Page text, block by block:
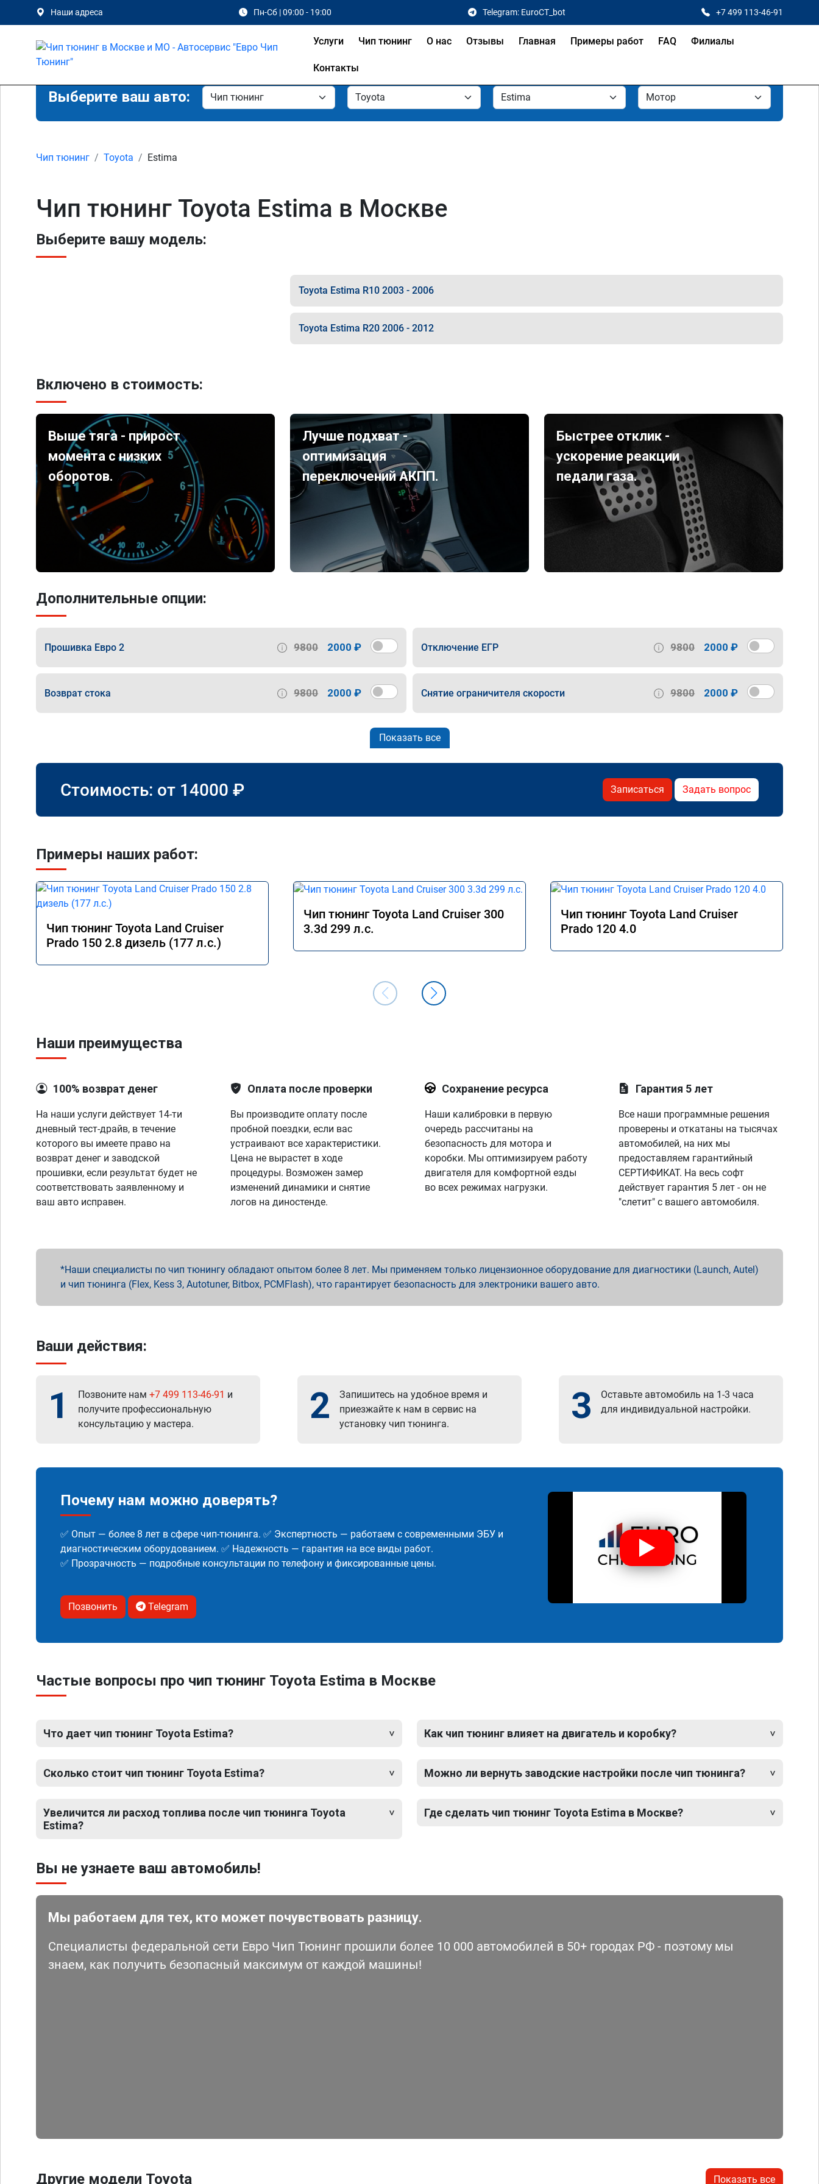
Наши адреса Пн-Сб | 09:00 - 19:00 Telegram: EuroCT_bot +7 499 113-46-91
Услуги Чип тюнинг О нас Отзывы Главная Примеры работ FAQ Филиалы
Контакты
Выберите ваш авто:
Чип тюнинг Toyota Estima
Чип тюнинг Toyota Estima в Москве
Выберите вашу модель:
Toyota Estima R10 2003 - 2006
Toyota Estima R20 2006 - 2012
Включено в стоимость:
Выше тяга - прирост
момента с низких
оборотов.
Лучше подхват -
оптимизация
переключений АКПП.
Быстрее отклик -
ускорение реакции
педали газа.
Дополнительные опции:
Прошивка Евро 2 9800 2000 ₽ Отключение ЕГР 9800 2000 ₽
Возврат стока 9800 2000 ₽ Снятие ограничителя скорости 9800 2000 ₽
Показать все
Стоимость: от 14000 ₽ Записаться Задать вопрос
Примеры наших работ:
Чип тюнинг Toyota Land Cruiser
Prado 150 2.8 дизель (177 л.с.)
Чип тюнинг Toyota Land Cruiser 300
3.3d 299 л.с.
Чип тюнинг Toyota Land Cruiser
Prado 120 4.0
Наши преимущества
100% возврат денег
На наши услуги действует 14-ти
дневный тест-драйв, в течение
которого вы имеете право на
возврат денег и заводской
прошивки, если результат будет не
соответствовать заявленному и
ваш авто исправен.
Оплата после проверки
Вы производите оплату после
пробной поездки, если вас
устраивают все характеристики.
Цена не вырастет в ходе
процедуры. Возможен замер
изменений динамики и снятие
логов на диностенде.
Сохранение ресурса
Наши калибровки в первую
очередь рассчитаны на
безопасность для мотора и
коробки. Мы оптимизируем работу
двигателя для комфортной езды
во всех режимах нагрузки.
Гарантия 5 лет
Все наши программные решения
проверены и откатаны на тысячах
автомобилей, на них мы
предоставляем гарантийный
СЕРТИФИКАТ. На весь софт
действует гарантия 5 лет - он не
"слетит" с вашего автомобиля.
Наши специалисты по чип тюнингу обладают опытом более 8 лет. Мы применяем только лицензионное оборудование для диагностики (Launch, Autel)
и чип тюнинга (Flex, Kess 3, Autotuner, Bitbox, PCMFlash), что гарантирует безопасность для электроники вашего авто.
Ваши действия:
1 Позвоните нам +7 499 113-46-91 и
получите профессиональную
консультацию у мастера.
2
Запишитесь на удобное время и
приезжайте к нам в сервис на
установку чип тюнинга.
3
Оставьте автомобиль на 1-3 часа
для индивидуальной настройки.
Почему нам можно доверять?
✅ Опыт — более 8 лет в сфере чип-тюнинга. ✅ Экспертность — работаем с современными ЭБУ и
диагностическим оборудованием. ✅ Надежность — гарантия на все виды работ.
✅ Прозрачность — подробные консультации по телефону и фиксированные цены.
Позвонить Telegram
Частые вопросы про чип тюнинг Toyota Estima в Москве
Что дает чип тюнинг Toyota Estima?
Сколько стоит чип тюнинг Toyota Estima?
Увеличится ли расход топлива после чип тюнинга Toyota
Estima?
Как чип тюнинг влияет на двигатель и коробку?
Можно ли вернуть заводские настройки после чип тюнинга?
Где сделать чип тюнинг Toyota Estima в Москве?
Вы не узнаете ваш автомобиль!
Мы работаем для тех, кто может почувствовать разницу.
Специалисты федеральной сети Евро Чип Тюнинг прошили более 10 000 автомобилей в 50+ городах РФ - поэтому мы
знаем, как получить безопасный максимум от каждой машины!
Другие модели Toyota Показать все